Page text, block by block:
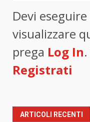
Devi
visualizzare
prega Log In
Registrati
ARTICOLI RECENTI